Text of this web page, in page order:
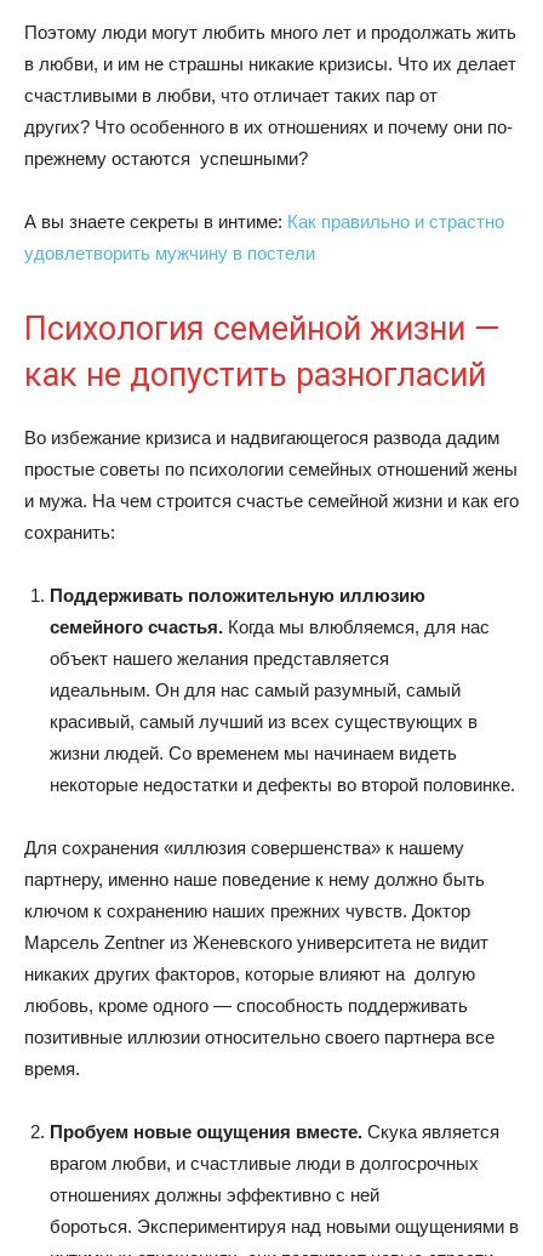
Поэтому люди могут любить много лет и продолжать жить
в любви, и им не страшны никакие кризисы. Что их делает
счастливыми в любви, что отличает таких пар от
других? Что особенного в их отношениях и почему они по-
прежнему остаются успешными?
А вы знаете секреты в интиме: Как правильно и страстно
удовлетворить мужчину в постели
Психология семейной жизни —
как не допустить разногласий
Во избежание кризиса и надвигающегося развода дадим
простые советы по психологии семейных отношений жены
и мужа. На чем строится счастье семейной жизни и как его
сохранить:
Поддерживать положительную иллюзию
семейного счастья. Когда мы влюбляемся, для нас
объект нашего желания представляется
идеальным. Он для нас самый разумный, самый
красивый, самый лучший из всех существующих в
жизни людей. Со временем мы начинаем видеть
некоторые недостатки и дефекты во второй половинке.
Для сохранения «иллюзия совершенства» к нашему
партнеру, именно наше поведение к нему должно быть
ключом к сохранению наших прежних чувств. Доктор
Марсель Zentner из Женевского университета не видит
никаких других факторов, которые влияют на долгую
любовь, кроме одного — способность поддерживать
позитивные иллюзии относительно своего партнера все
время.
Пробуем новые ощущения вместе. Скука является
врагом любви, и счастливые люди в долгосрочных
отношениях должны эффективно с ней
бороться. Экспериментируя над новыми ощущениями в